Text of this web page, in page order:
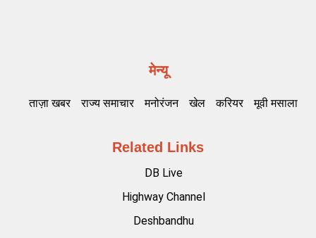
मेन्यू
ताज़ा खबर राज्य समाचार मनोरंजन खेल करियर मूवी मसाला
Related Links
DB Live
Highway Channel
Deshbandhu